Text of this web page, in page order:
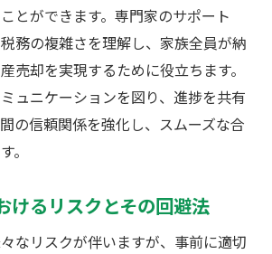
とができます。専門家のサポート
務の複雑さを理解し、家族全員が納
売却を実現するために役立ちます。
ュニケーションを図り、進捗を共有
の信頼関係を強化し、スムーズな合
。
けるリスクとその回避法
なリスクが伴いますが、事前に適切